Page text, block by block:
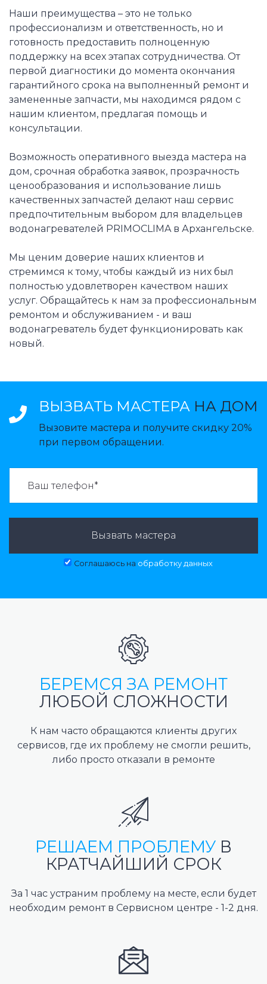
Наши преимущества – это не только
профессионализм и ответственность, но и
готовность предоставить полноценную
поддержку на всех этапах сотрудничества. От
первой диагностики до момента окончания
гарантийного срока на выполненный ремонт и
замененные запчасти, мы находимся рядом с
нашим клиентом, предлагая помощь и
консультации.
Возможность оперативного выезда мастера на
дом, срочная обработка заявок, прозрачность
ценообразования и использование лишь
качественных запчастей делают наш сервис
предпочтительным выбором для владельцев
водонагревателей PRIMOCLIMA в Архангельске.
Мы ценим доверие наших клиентов и
стремимся к тому, чтобы каждый из них был
полностью удовлетворен качеством наших
услуг. Обращайтесь к нам за профессиональным
ремонтом и обслуживанием - и ваш
водонагреватель будет функционировать как
новый.
ВЫЗВАТЬ МАСТЕРА НА ДОМ
Вызовите мастера и получите скидку 20%
при первом обращении.
Вызвать мастера
Соглашаюсь на обработку данных
БЕРЕМСЯ ЗА РЕМОНТ
ЛЮБОЙ СЛОЖНОСТИ
К нам часто обращаются клиенты других
сервисов, где их проблему не смогли решить,
либо просто отказали в ремонте
РЕШАЕМ ПРОБЛЕМУ В
КРАТЧАЙШИЙ СРОК
За 1 час устраним проблему на месте, если будет
необходим ремонт в Сервисном центре - 1-2 дня.